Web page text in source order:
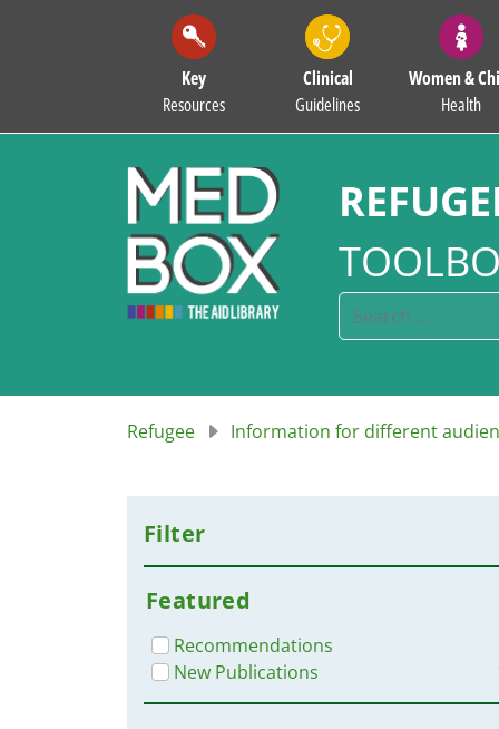
Key
Resources
Clinical
Guidelines
Women &
Health
Refugee Information for different
Filter
Featured
Recommendations
New Publications